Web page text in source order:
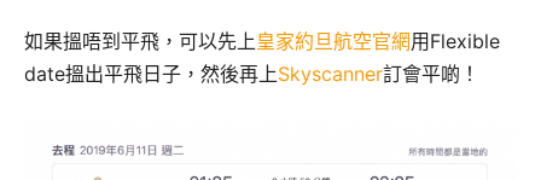
如果搵唔到平飛，可以先上 皇家約旦航空官網用Flexible
date搵出平飛日子，然後再上Skyscanner訂會平啲！